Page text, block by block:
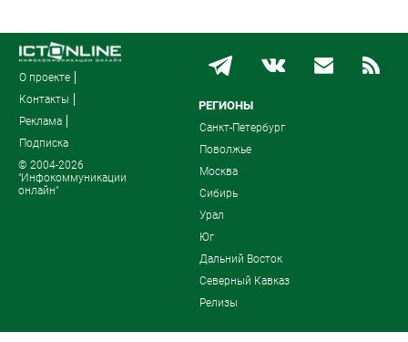
О проекте
Контакты
Реклама
Подписка
© 2004-2026
"Инфокоммуникации
онлайн"
РЕГИОНЫ
Санкт-Петербург
Поволжье
Москва
Сибирь
Урал
Юг
Дальний Восток
Северный Кавказ
Релизы